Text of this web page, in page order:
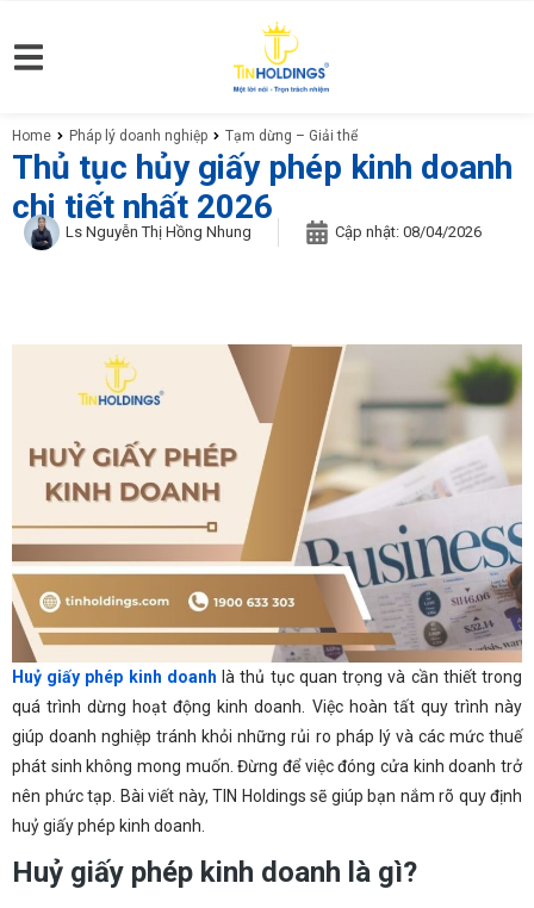
You are here:
Home Pháp lý doanh nghiệp Tạm dừng – Giải thể
Thủ tục hủy giấy phép kinh doanh
chi tiết nhất 2026
Ls Nguyễn Thị Hồng Nhung Cập nhật: 08/04/2026
Huỷ giấy phép kinh doanh là thủ tục quan trọng và cần thiết trong
quá trình dừng hoạt động kinh doanh. Việc hoàn tất quy trình này
giúp doanh nghiệp tránh khỏi những rủi ro pháp lý và các mức thuế
phát sinh không mong muốn. Đừng để việc đóng cửa kinh doanh trở
nên phức tạp. Bài viết này, TIN Holdings sẽ giúp bạn nắm rõ quy định
huỷ giấy phép kinh doanh.
Huỷ giấy phép kinh doanh là gì?